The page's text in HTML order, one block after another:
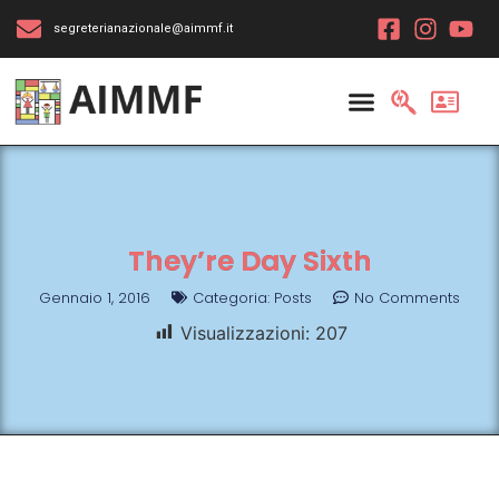
segreterianazionale@aimmf.it
They’re Day Sixth
Gennaio 1, 2016 Categoria: Posts No Comments
Visualizzazioni: 207